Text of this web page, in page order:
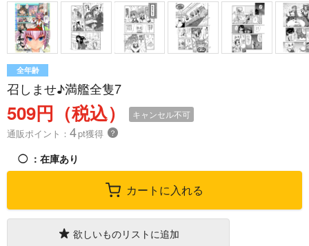
全年齢
召しませ♪満艦全隻7
509円（税込） キャンセル不可
通販ポイント： 4pt獲得 ？
◯ ：在庫あり
カートに入れる
欲しいものリストに追加